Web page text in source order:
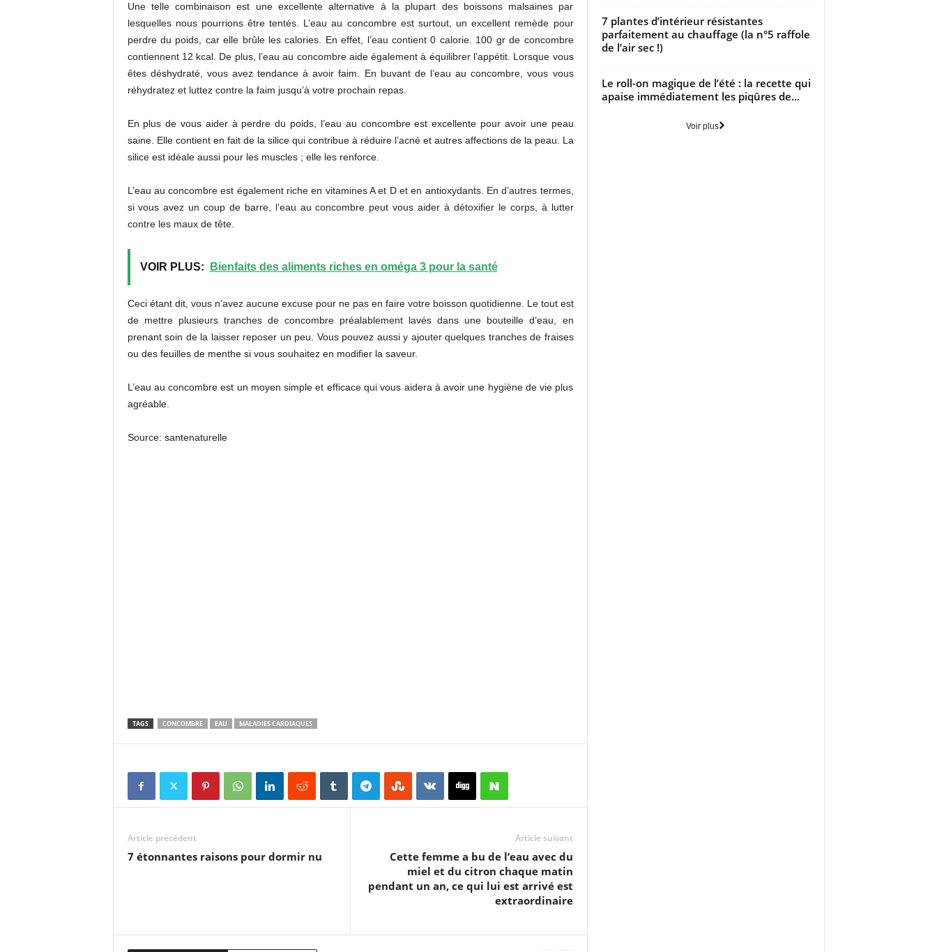
Une telle combinaison est une excellente alternative à la plupart des boissons malsaines par
lesquelles nous pourrions être tentés. L’eau au concombre est surtout, un excellent remède pour
perdre du poids, car elle brûle les calories. En effet, l’eau contient 0 calorie. 100 gr de concombre
contiennent 12 kcal. De plus, l’eau au concombre aide également à équilibrer l’appétit. Lorsque vous
êtes déshydraté, vous avez tendance à avoir faim. En buvant de l’eau au concombre, vous vous
réhydratez et luttez contre la faim jusqu’à votre prochain repas.
En plus de vous aider à perdre du poids, l’eau au concombre est excellente pour avoir une peau
saine. Elle contient en fait de la silice qui contribue à réduire l’acné et autres affections de la peau. La
silice est idéale aussi pour les muscles ; elle les renforce.
L’eau au concombre est également riche en vitamines A et D et en antioxydants. En d’autres termes,
si vous avez un coup de barre, l’eau au concombre peut vous aider à détoxifier le corps, à lutter
contre les maux de tête.
VOIR PLUS: Bienfaits des aliments riches en oméga 3 pour la santé
Ceci étant dit, vous n’avez aucune excuse pour ne pas en faire votre boisson quotidienne. Le tout est
de mettre plusieurs tranches de concombre préalablement lavés dans une bouteille d’eau, en
prenant soin de la laisser reposer un peu. Vous pouvez aussi y ajouter quelques tranches de fraises
ou des feuilles de menthe si vous souhaitez en modifier la saveur.
L’eau au concombre est un moyen simple et efficace qui vous aidera à avoir une hygiène de vie plus
agréable.
Source: santenaturelle
TAGS CONCOMBRE EAU MALADIES CARDIAQUES
Article précédent
7 étonnantes raisons pour dormir nu
Article suivant
Cette femme a bu de l’eau avec du
miel et du citron chaque matin
pendant un an, ce qui lui est arrivé est
extraordinaire
7 plantes d’intérieur résistantes
parfaitement au chauffage (la n°5 raffole
de l’air sec !)
Le roll-on magique de l’été : la recette qui
apaise immédiatement les piqûres de...
Voir plus